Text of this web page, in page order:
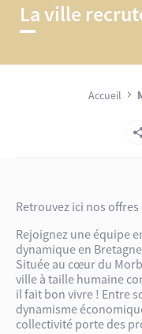
La ville
Accueil
Retrouvez ici nos
Rejoignez une équipe
dynamique en
Située au cœur du
ville à taille humaine
il fait bon vivre ! Entre
dynamisme
collectivité porte des